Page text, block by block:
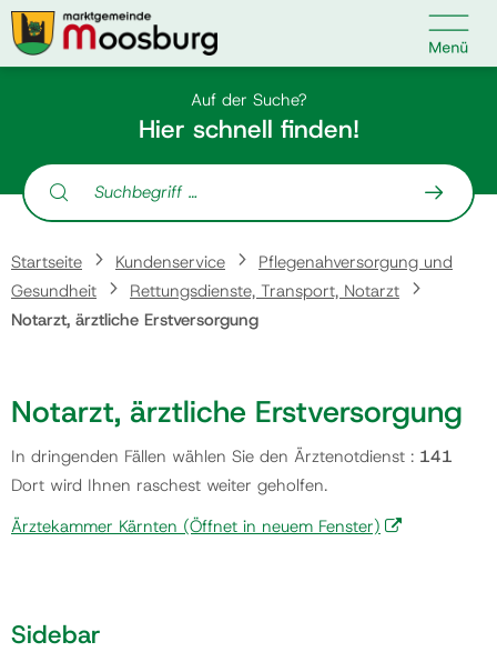
Kontakt 
Suche nach:
Startseite
Kundenservice
Veranstaltungen
Politik
Kontakt
Auf der Suche?
Hier schnell finden!
Suche nach:
Startseite Kundenservice
Pflegenahversorgung und
Gesundheit
Rettungsdienste, Transport, Notarzt
Notarzt, ärztliche Erstversorgung
Notarzt, ärztliche Erstversorgung
In dringenden Fällen wählen Sie den Ärztenotdienst : 141
Dort wird Ihnen raschest weiter geholfen.
Ärztekammer Kärnten (Öffnet in neuem Fenster)
Sidebar